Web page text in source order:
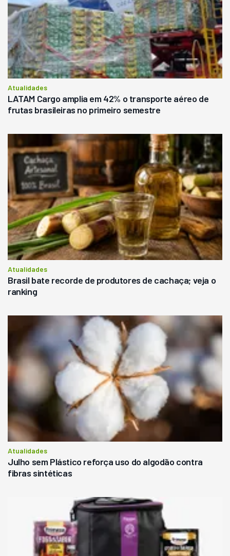
Atualidades
LATAM Cargo amplia em 42% o transporte aéreo de
frutas brasileiras no primeiro semestre
Atualidades
Brasil bate recorde de produtores de cachaça; veja o
ranking
Atualidades
Julho sem Plástico reforça uso do algodão contra
fibras sintéticas